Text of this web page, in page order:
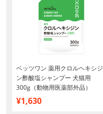
ベッツワン 薬用クロルヘキシジ
ン酢酸塩シャンプー 犬猫用
300g（動物用医薬部外品）
¥1,630